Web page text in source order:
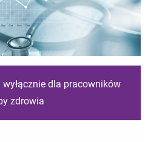
wyłącznie dla pracowników
zdrowia